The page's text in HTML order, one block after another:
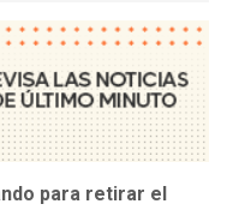
para retirar el